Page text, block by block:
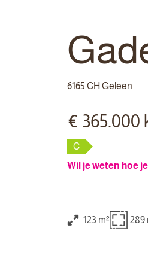
6165 CH Geleen
€ 365.000
C
Wil je weten hoe
123 m² 289